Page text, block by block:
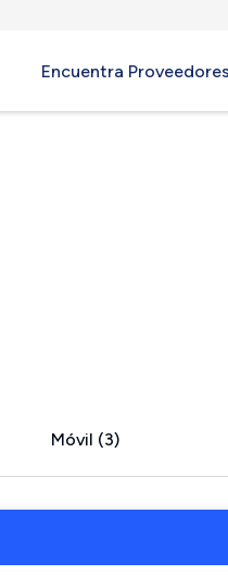
Encuentra Proveedores
Móvil (3)